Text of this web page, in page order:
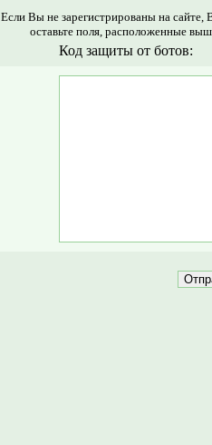
Если Вы не зарегистрированы на
оставьте поля, расположенные
Код защиты от ботов: